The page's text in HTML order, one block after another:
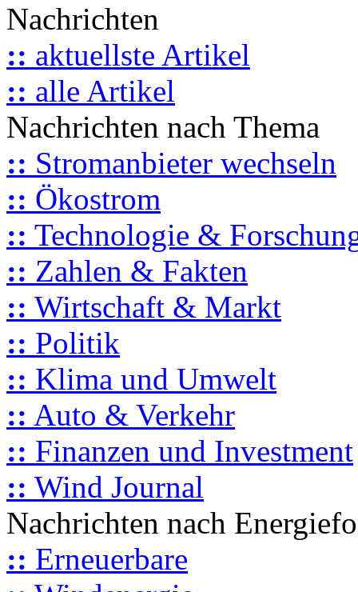
Nachrichten
:: aktuellste Artikel
:: alle Artikel
Nachrichten nach Thema
:: Stromanbieter wechseln
:: Ökostrom
:: Technologie &
:: Zahlen & Fakten
:: Wirtschaft & Markt
:: Politik
:: Klima und Umwelt
:: Auto & Verkehr
:: Finanzen und Investment
:: Wind Journal
Nachrichten nach
:: Erneuerbare